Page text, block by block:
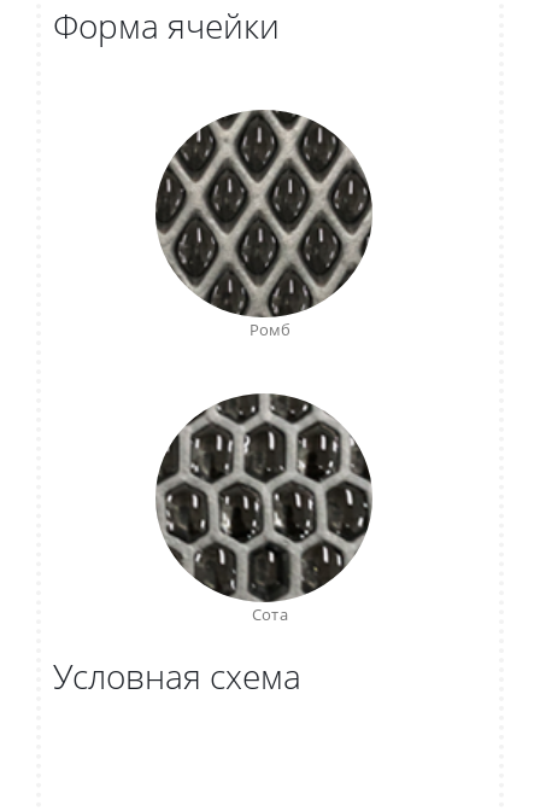
Форма ячейки
Ромб
Сота
Условная схема